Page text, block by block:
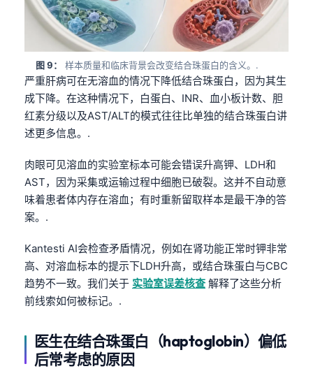
图 9： 样本质量和临床背景会改变结合珠蛋白的含义。.
严重肝病可在无溶血的情况下降低结合珠蛋白，因为其生
成下降。在这种情况下，白蛋白、INR、血小板计数、胆
红素分级以及AST/ALT的模式往往比单独的结合珠蛋白讲
述更多信息。.
肉眼可见溶血的实验室标本可能会错误升高钾、LDH和
AST，因为采集或运输过程中细胞已破裂。这并不自动意
味着患者体内存在溶血；有时重新留取样本是最干净的答
案。.
Kantesti AI会检查矛盾情况，例如在肾功能正常时钾非常
高、对溶血标本的提示下LDH升高，或结合珠蛋白与CBC
趋势不一致。我们关于 实验室误差核查 解释了这些分析
前线索如何被标记。.
医生在结合珠蛋白（haptoglobin）偏低
后常考虑的原因
मराठी
తెలుగు
ગુજરાતી
ಕನ್ನಡ
മലയാളം
Tiếng Việt
Tagalog
ဗမာစာ
ភាសាខ្មែរ
Kiswahili
አማርኛ
Українська
O‘zbekcha